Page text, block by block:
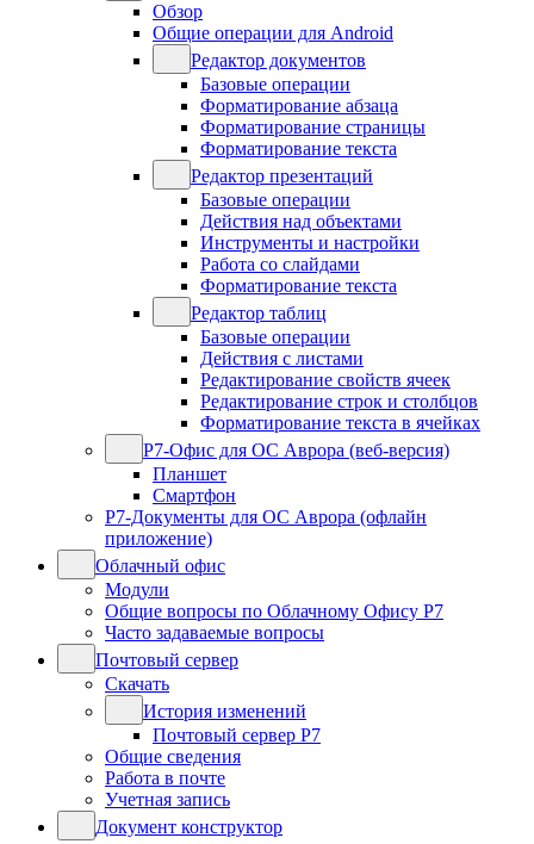
Обзор
Общие операции для Android
Редактор документов
Базовые операции
Форматирование абзаца
Форматирование страницы
Форматирование текста
Редактор презентаций
Базовые операции
Действия над объектами
Инструменты и настройки
Работа со слайдами
Форматирование текста
Редактор таблиц
Базовые операции
Действия с листами
Редактирование свойств ячеек
Редактирование строк и столбцов
Форматирование текста в ячейках
Р7-Офис для ОС Аврора (веб-версия)
Планшет
Смартфон
Р7-Документы для ОС Аврора (офлайн
приложение)
Облачный офис
Модули
Общие вопросы по Облачному Офису Р7
Часто задаваемые вопросы
Почтовый сервер
Скачать
История изменений
Почтовый сервер Р7
Общие сведения
Работа в почте
Учетная запись
Документ конструктор